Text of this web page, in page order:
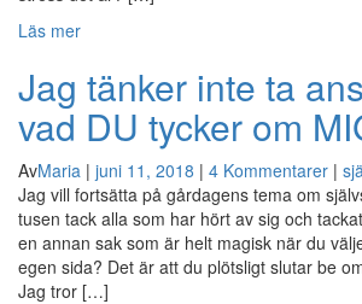
Läs mer
Jag tänker inte ta
vad DU tycker om
AvMaria | juni 11, 2018 | 4 Kommentarer |
Jag vill fortsätta på gårdagens tema om
tusen tack alla som har hört av sig och
en annan sak som är helt magisk när du
egen sida? Det är att du plötsligt slutar be
Jag tror […]